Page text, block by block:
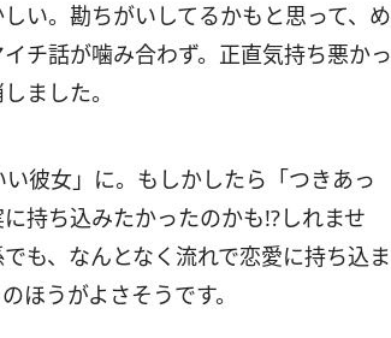
い。勘ちがいしてるかもと思って、め
チ話が噛み合わず。正直気持ち悪かっ
ました。
彼女」に。もしかしたら「つきあっ
持ち込みたかったのかも!?しれませ
も、なんとなく流れで恋愛に持ち込ま
ほうがよさそうです。